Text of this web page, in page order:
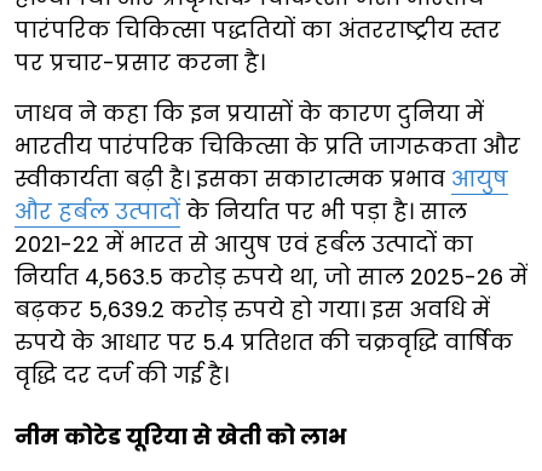
पारंपरिक चिकित्सा पद्धतियों का अंतरराष्ट्रीय स्तर
पर प्रचार-प्रसार करना है।
जाधव ने कहा कि इन प्रयासों के कारण दुनिया में
भारतीय पारंपरिक चिकित्सा के प्रति जागरूकता और
स्वीकार्यता बढ़ी है। इसका सकारात्मक प्रभाव आयुष
और हर्बल उत्पादों के निर्यात पर भी पड़ा है। साल
2021-22 में भारत से आयुष एवं हर्बल उत्पादों का
निर्यात 4,563.5 करोड़ रुपये था, जो साल 2025-26 में
बढ़कर 5,639.2 करोड़ रुपये हो गया। इस अवधि में
रुपये के आधार पर 5.4 प्रतिशत की चक्रवृद्धि वार्षिक
वृद्धि दर दर्ज की गई है।
नीम कोटेड यूरिया से खेती को लाभ